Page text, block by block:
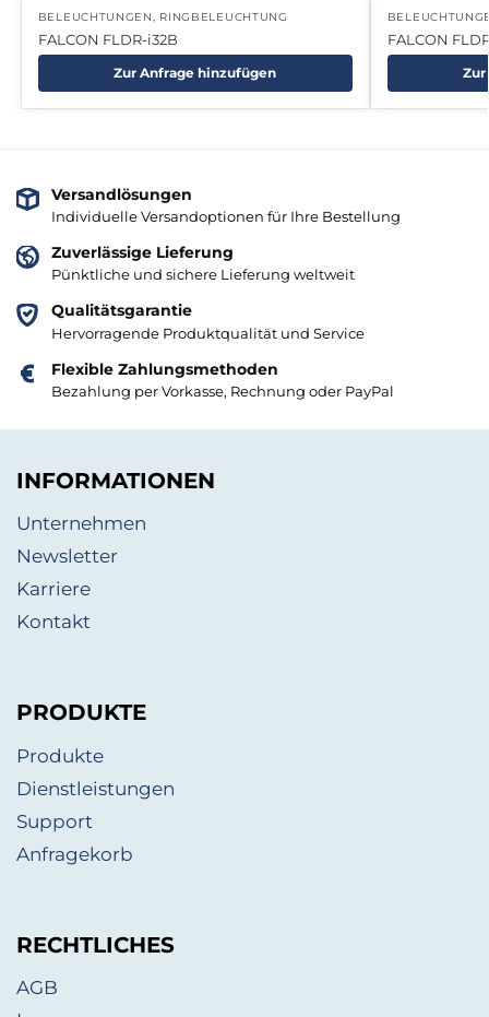
BELEUCHTUNGEN, RINGBELEUCHTUNG
FALCON FLDR-i32B
Zur Anfrage hinzufügen
FALCON
Versandlösungen
Individuelle Versandoptionen für Ihre Bestellung
Zuverlässige Lieferung
Pünktliche und sichere Lieferung weltweit
Qualitätsgarantie
Hervorragende Produktqualität und Service
Flexible Zahlungsmethoden
Bezahlung per Vorkasse, Rechnung oder PayPal
INFORMATIONEN
Unternehmen
Newsletter
Karriere
Kontakt
PRODUKTE
Produkte
Dienstleistungen
Support
Anfragekorb
RECHTLICHES
AGB